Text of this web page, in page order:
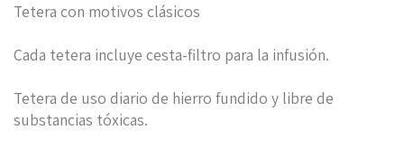
Tetera con motivos clásicos
Cada tetera incluye cesta-filtro para la infusión.
Tetera de uso diario de hierro fundido y libre de
substancias tóxicas.